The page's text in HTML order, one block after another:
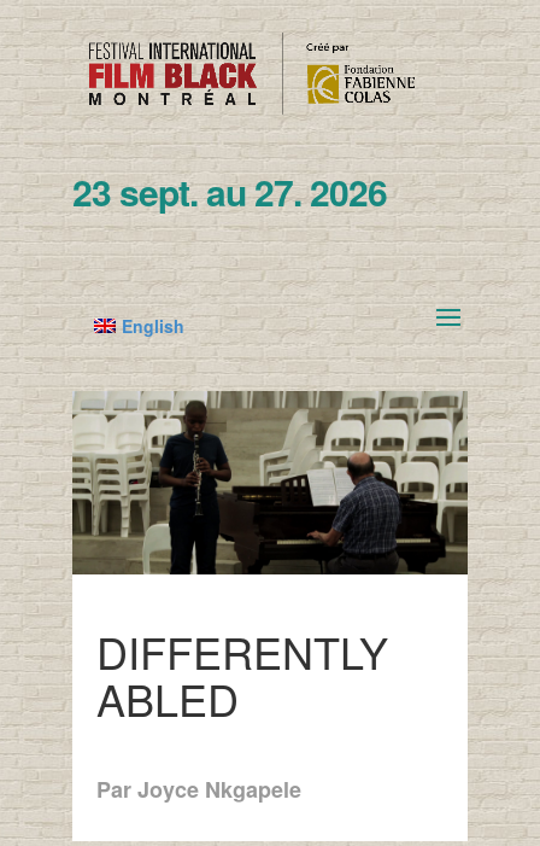
23 sept. au 27. 2026
English
DIFFERENTLY
ABLED
Par Joyce Nkgapele